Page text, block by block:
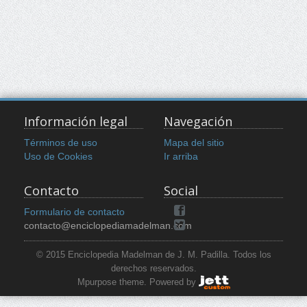
Información legal
Términos de uso
Uso de Cookies
Navegación
Mapa del sitio
Ir arriba
Contacto
Formulario de contacto
contacto@enciclopediamadelman.com
Social
© 2015 Enciclopedia Madelman de J. M. Padilla. Todos los
derechos reservados.
Mpurpose theme. Powered by